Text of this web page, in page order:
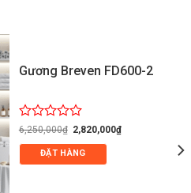
Gương Breven FD600-2
Được
xếp
hạng
0
6,250,000₫ Giá
gốc
là:
6,250,000₫.
2,820,000₫Giá
hiện
ĐẶT HÀNG